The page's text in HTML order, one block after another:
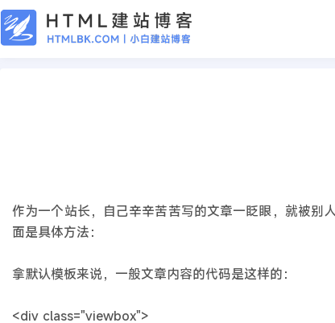
作为一个站长，自己辛辛苦苦写的文章一眨眼，就被别
面是具体方法：
拿默认模板来说，一般文章内容的代码是这样的：
<div class="viewbox">